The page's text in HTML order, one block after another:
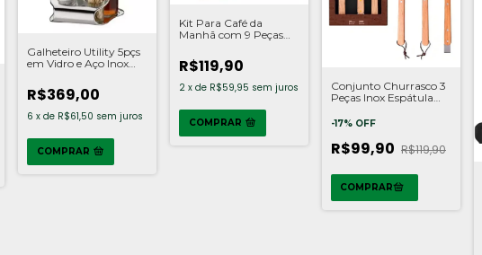
Galheteiro Utility 5pçs
em Vidro e Aço Inox
R$369,00
6 x de R$61,50 sem juros
COMPRAR
Kit Para Café da
Manhã com 9 Peças
R$119,90
2 x de R$59,95 sem juros
COMPRAR
Conjunto Churrasco 3
Peças Inox Espátula
Kit Brinox
-17% OFF
R$99,90 R$119,90